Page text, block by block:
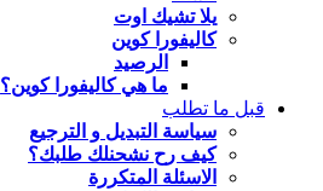
يلا تشيك اوت
كاليفورا كوين
الرصيد
ما هي كاليفورا كوين؟
قبل ما تطلب
سياسة التبديل و الترجيع
كيف رح نشحنلك طلبك؟
الاسئلة المتكررة